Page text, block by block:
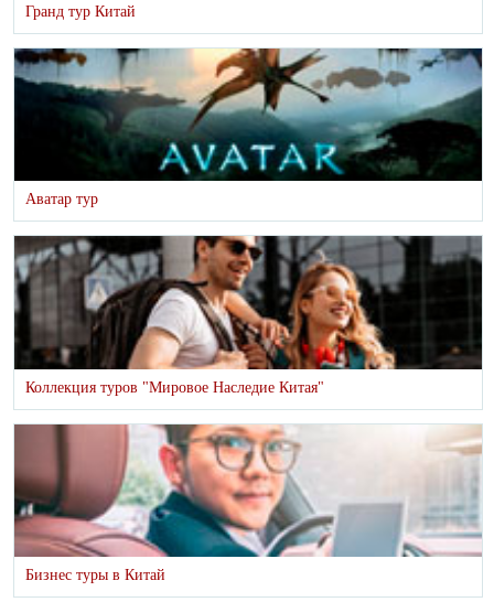
Гранд тур Китай
Аватар тур
Коллекция туров "Мировое Наследие Китая"
Бизнес туры в Китай